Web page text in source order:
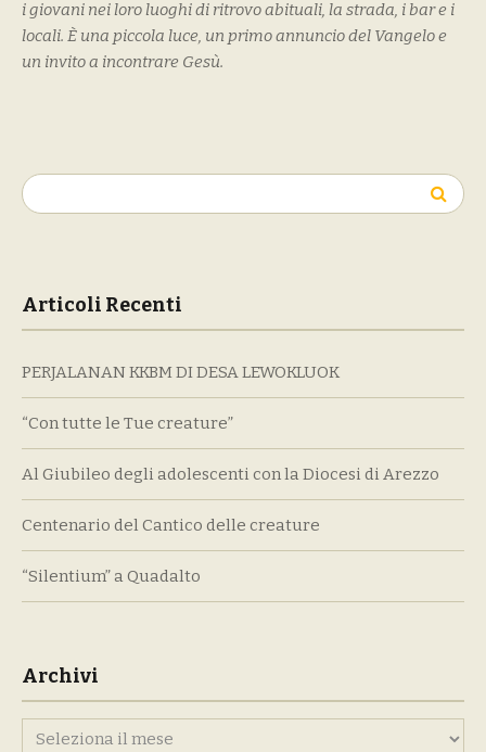
i giovani nei loro luoghi di ritrovo abituali, la strada, i bar e i
locali. È una piccola luce, un primo annuncio del Vangelo e
un invito a incontrare Gesù.
Ricerca
per:
Articoli Recenti
PERJALANAN KKBM DI DESA LEWOKLUOK
“Con tutte le Tue creature”
Al Giubileo degli adolescenti con la Diocesi di Arezzo
Centenario del Cantico delle creature
“Silentium” a Quadalto
Archivi
Archivi